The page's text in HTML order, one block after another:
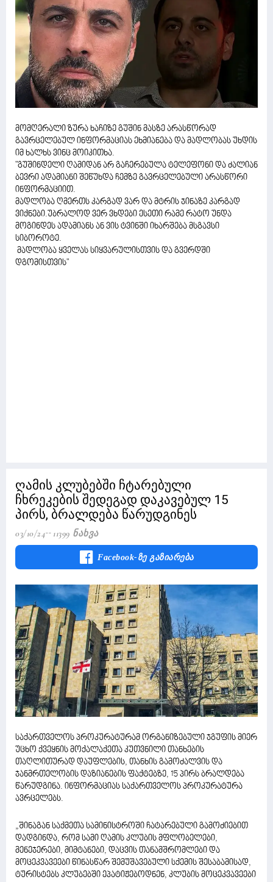
მომღერალი ზურა ხაჩიზე გუშინ მასზე არასწორად
გავრცელებულ ინფორმაციას ეხმიანება და მადლობას უხდის
იმ ხალხს ვინც მოიკითხა.
"გუშინდელი ღამიდან არ გაჩერებულა ტელეფონი და ძალიან
ბევრი ადამიანი შეწუხდა ჩემზე გავრცელებული არასწორი
ინფორმაციით.
მადლობა ღმერთს კარგად ვარ და მტრის ჯინაზე კარგად
ვიქნები.უბრალოდ ვერ ვხდები ესეთი რამე რატო უნდა
მოგინდეს ადამიანს ან ვის ტვინში იხარშება მსგავსი
სიბოროტე.
მადლობა ყველას სიყვარულისთვის და გვერდში
დგომისთვის"
ღამის კლუბებში ჩტარებული
ჩხრეკების შედეგად დაკავებულ 15
პირს, ბრალდება წარუდგინეს
03/10/24 11399 Ნახვა
Facebook-Ზე Გაზიარება
საქართველოს პროკურატურამ ორგანიზებული ჯგუფის მიერ
უცხო ქვეყნის მოქალაქეთა კუთვნილი თანხების
თაღლითურად დაუფლების, თანხის გამოძალვის და
ჯანმრთელობის დაზიანების ფაქტებზე, 15 პირს ბრალდება
წარუდგინა. ინფორმაციას საქართველოს პროკურატურა
ავრცელებს.
„შინაგან საქმეთა სამინისტროში ჩატარებული გამოძიებით
დადგინდა, რომ სამი ღამის კლუბის მფლობელები,
მენეჯერები, მიმტანები, დაცვის თანამშრომლები და
მოცეკვავეები წინასწარ შემუშავებული სქემის შესაბამისად,
ტურისტებს კლუბებში ეპატიჟებოდნენ, კლუბის მოცეკვავეები